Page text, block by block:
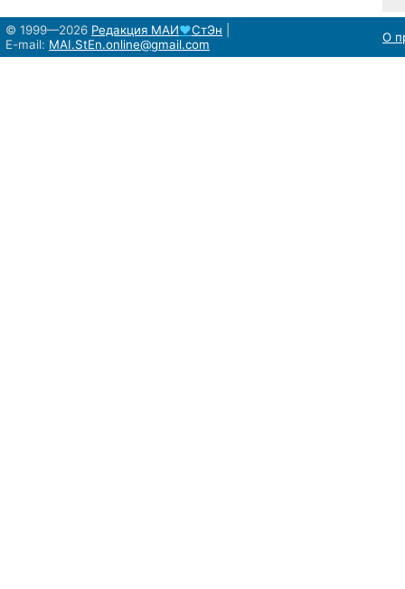
© 1999—2026 Редакция МАИ♥СтЭн
E-mail: MAI.StEn.online@gmail.com О